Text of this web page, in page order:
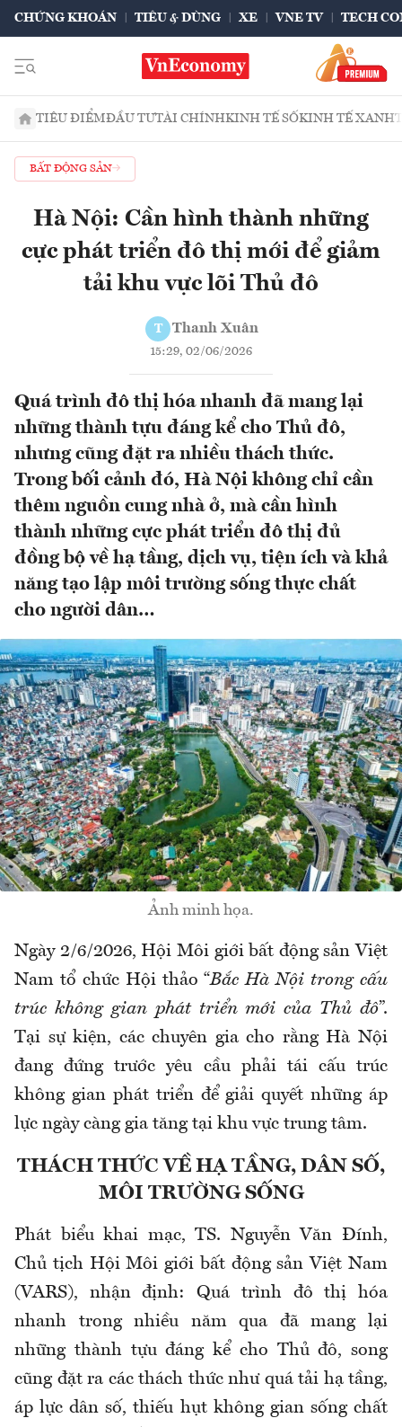
CHỨNG KHOÁN TIÊU & DÙNG XE VNE TV TECH
TIÊU ĐIỂMĐẦU TƯTÀI CHÍNHKINH TẾ SỐKINH TẾ XANH
BẤT ĐỘNG SẢN
Hà Nội: Cần hình thành những
cực phát triển đô thị mới để giảm
tải khu vực lõi Thủ đô
T Thanh Xuân
15:29, 02/06/2026
Quá trình đô thị hóa nhanh đã mang lại
những thành tựu đáng kể cho Thủ đô,
nhưng cũng đặt ra nhiều thách thức.
Trong bối cảnh đó, Hà Nội không chỉ cần
thêm nguồn cung nhà ở, mà cần hình
thành những cực phát triển đô thị đủ
đồng bộ về hạ tầng, dịch vụ, tiện ích và khả
năng tạo lập môi trường sống thực chất
cho người dân…
Ảnh minh họa.
Ngày 2/6/2026, Hội Môi giới bất động sản Việt
Nam tổ chức Hội thảo “Bắc Hà Nội trong cấu
trúc không gian phát triển mới của Thủ đô”.
Tại sự kiện, các chuyên gia cho rằng Hà Nội
đang đứng trước yêu cầu phải tái cấu trúc
không gian phát triển để giải quyết những áp
lực ngày càng gia tăng tại khu vực trung tâm.
THÁCH THỨC VỀ HẠ TẦNG, DÂN SỐ,
MÔI TRƯỜNG SỐNG
Phát biểu khai mạc, TS. Nguyễn Văn Đính,
Chủ tịch Hội Môi giới bất động sản Việt Nam
(VARS), nhận định: Quá trình đô thị hóa
nhanh trong nhiều năm qua đã mang lại
những thành tựu đáng kể cho Thủ đô, song
cũng đặt ra các thách thức như quá tải hạ tầng,
áp lực dân số, thiếu hụt không gian sống chất